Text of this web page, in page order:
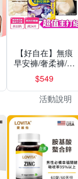
【好自在】無痕
早安褲/奢柔褲/熊
抱安睡褲 超值組
任選一組 -生理
褲/衛生棉褲(無痕
褲18片、安睡褲
24片)
$549
活動說明